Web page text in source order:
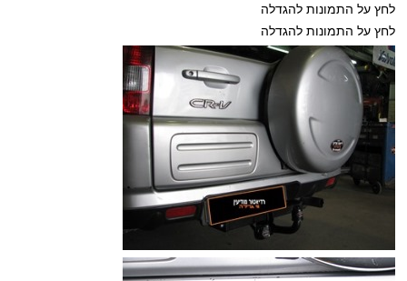
לחץ על התמונות להגדלה
לחץ על התמונות להגדלה